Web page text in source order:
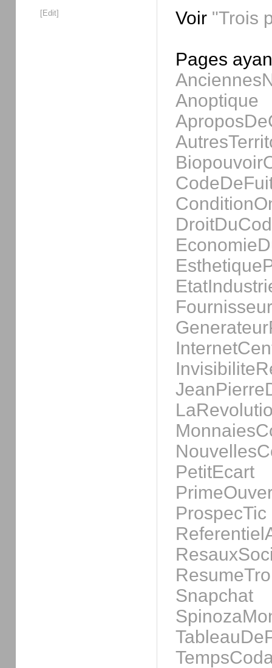
[Edit]
Voir "Trois
Pages
Anoptique
PetitEcart
ProspecTic
Snapchat